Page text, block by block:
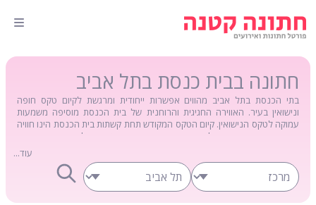
חתונה בבית כנסת בתל אביב
בתי הכנסת בתל אביב מהווים אפשרות ייחודית ומרגשת לקיום טקס חופה
ונישואין בעיר. האווירה החגיגית והרוחנית של בית הכנסת מוסיפה משמעות
עמוקה לטקס הנישואין. קיום הטקס המקודש תחת קשתות בית הכנסת הינו חוויה
רוחנית עבור החתן והכלה. בחירת בית כנסת היסטורי בתל אביב תהפוך את
עוד...